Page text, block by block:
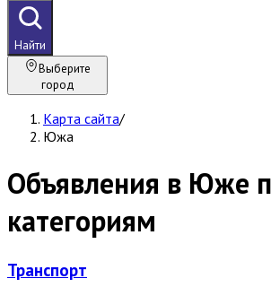
Найти
Выберите
город
Карта сайта/
Южа
Объявления в Юже
категориям
Транспорт